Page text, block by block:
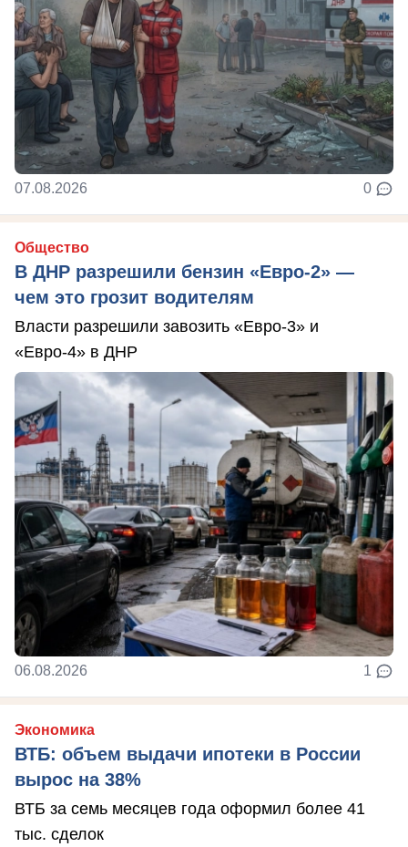
07.08.2026 0
Общество
В ДНР разрешили бензин «Евро-2» —
чем это грозит водителям
Власти разрешили завозить «Евро-3» и
«Евро-4» в ДНР
06.08.2026 1
Экономика
ВТБ: объем выдачи ипотеки в России
вырос на 38%
ВТБ за семь месяцев года оформил более 41
тыс. сделок